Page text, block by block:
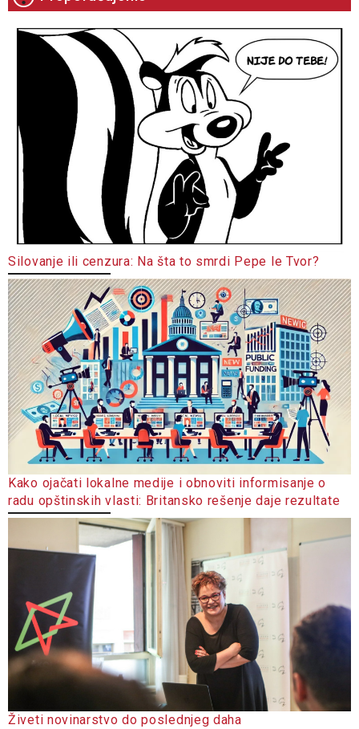
Silovanje ili cenzura: Na šta to smrdi Pepe le Tvor?
Kako ojačati lokalne medije i obnoviti informisanje o
radu opštinskih vlasti: Britansko rešenje daje rezultate
Živeti novinarstvo do poslednjeg daha